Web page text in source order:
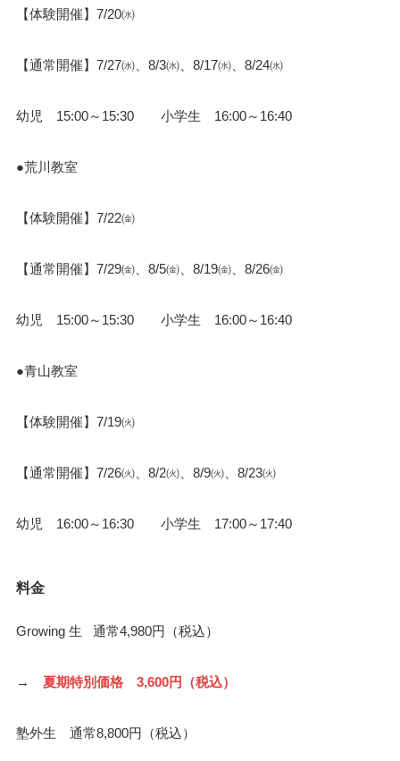
【体験開催】7/20㈬
【通常開催】7/27㈬、8/3㈬、8/17㈬、8/24㈬
幼児 15:00～15:30 小学生 16:00～16:40
●荒川教室
【体験開催】7/22㈮
【通常開催】7/29㈮、8/5㈮、8/19㈮、8/26㈮
幼児 15:00～15:30 小学生 16:00～16:40
●青山教室
【体験開催】7/19㈫
【通常開催】7/26㈫、8/2㈫、8/9㈫、8/23㈫
幼児 16:00～16:30 小学生 17:00～17:40
料金
Growing 生 通常4,980円（税込）
→ 夏期特別価格 3,600円（税込）
塾外生 通常8,800円（税込）